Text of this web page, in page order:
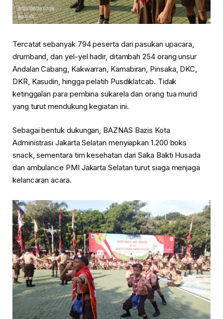
Tercatat sebanyak 794 peserta dari pasukan upacara,
drumband, dan yel-yel hadir, ditambah 254 orang unsur
Andalan Cabang, Kakwarran, Kamabiran, Pinsaka, DKC,
DKR, Kasudin, hingga pelatih Pusdiklatcab. Tidak
ketinggalan para pembina sukarela dan orang tua murid
yang turut mendukung kegiatan ini.
Sebagai bentuk dukungan, BAZNAS Bazis Kota
Administrasi Jakarta Selatan menyiapkan 1.200 boks
snack, sementara tim kesehatan dari Saka Bakti Husada
dan ambulance PMI Jakarta Selatan turut siaga menjaga
kelancaran acara.